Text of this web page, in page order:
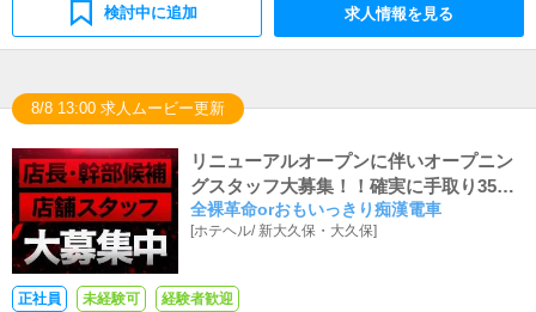
ャストに快適に過ごしていただけるよう、店内の清掃や備
品の管理・補充をお願いします。・お客様にとっての「最
高」とは何か・キャストにとっての「最高」とは何か・仲
の業務の中で常に考え、それを実現（具現化・可視化）し
ていくことが、店長・幹部の基本的な役割です。
検討中に追加 求人情報を見る
8/8 13:00 求人ムービー更新
リニューアルオープンに伴いオープニン
グスタッフ大募集！！確実に手取り35万
円スタート保証！！ 都内最大級のグルー
プです♪
全裸革命orおもいっきり痴漢電車
[ホテヘル/ 新大久保・大久保]
正社員 未経験可 経験者歓迎